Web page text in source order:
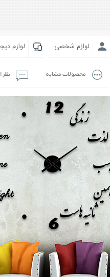
لوازم شخصی لوازم
محصولات مشابه